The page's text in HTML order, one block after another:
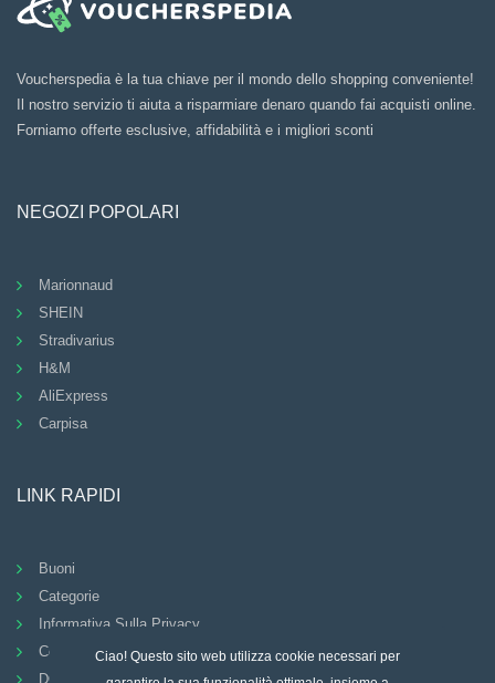
Ciao! Questo sito web utilizza cookie necessari per
Voucherspedia è la tua chiave per il mondo dello shopping conveniente!
Il nostro servizio ti aiuta a risparmiare denaro quando fai acquisti online.
Forniamo offerte esclusive, affidabilità e i migliori sconti
NEGOZI POPOLARI
Marionnaud
SHEIN
Stradivarius
H&M
AliExpress
Carpisa
LINK RAPIDI
Buoni
Categorie
Informativa Sulla Privacy
Condizioni Generali
DOMANDE FREQUENTI